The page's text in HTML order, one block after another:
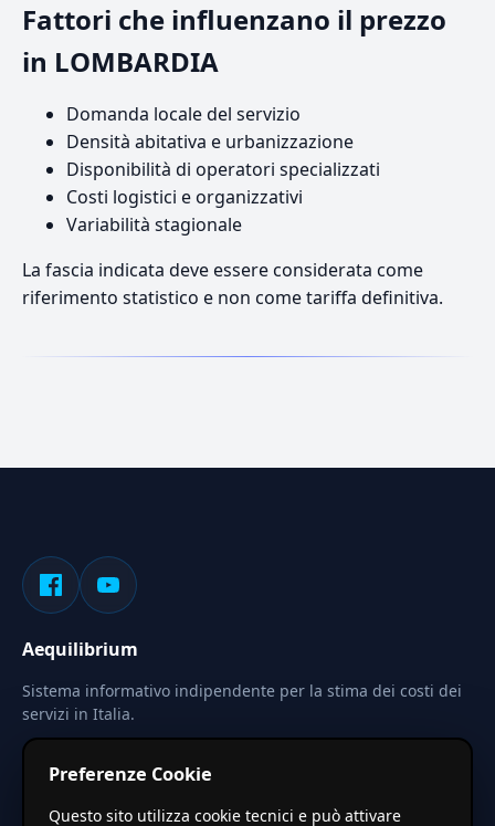
Fattori che influenzano il prezzo
in LOMBARDIA
Domanda locale del servizio
Densità abitativa e urbanizzazione
Disponibilità di operatori specializzati
Costi logistici e organizzativi
Variabilità stagionale
La fascia indicata deve essere considerata come
riferimento statistico e non come tariffa definitiva.
Aequilibrium
Sistema informativo indipendente per la stima dei costi dei
servizi in Italia.
Le stime pubblicate sono calcolate tramite coefficienti
Preferenze Cookie
Questo sito utilizza cookie tecnici e può attivare